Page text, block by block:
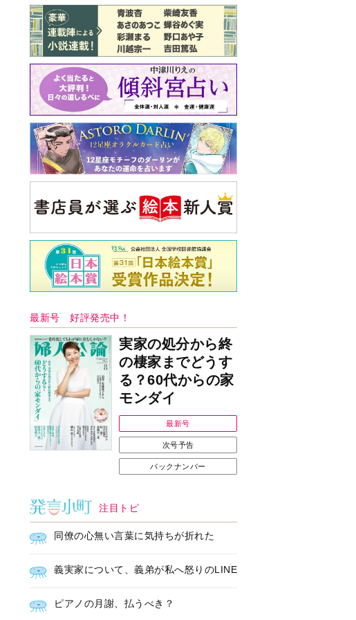
バックナンバー
注目トピ
同僚の心無い言葉に気持ちが折れた
ピアノの月謝、払うべき？
中央公論新社の本
いじめのある世界に生き
る君たちへ
いじめられっ子だった精神
科医の贈る言葉
中井久夫 著 詳しくみる
ＡＩで始める遺言を書
く前の準備セミナー開
催
耳にすっぽり！オーテ
ィコン補聴器、新しい
の「オーティコン ジー
ル」を発売
脳の健康習慣をサポー
トするオープンイヤー
型イヤホン「kikippa イ
ヤホン HERALBONY
モデル」発売
ージについてのお詫び
と訂正